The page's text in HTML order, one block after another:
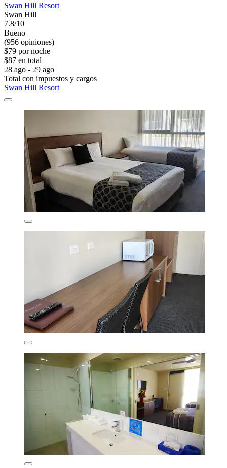
Swan Hill Resort
Swan Hill
7.8/10
Bueno
(956 opiniones)
$79 por noche
$87 en total
28 ago - 29 ago
Total con impuestos y cargos
Swan Hill Resort